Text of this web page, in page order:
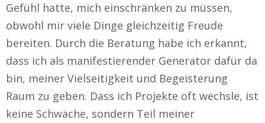
Gefühl hatte, mich einschränken zu müssen,
obwohl mir viele Dinge gleichzeitig Freude
bereiten. Durch die Beratung habe ich erkannt,
dass ich als manifestierender Generator dafür da
bin, meiner Vielseitigkeit und Begeisterung
Raum zu geben. Dass ich Projekte oft wechsle, ist
keine Schwäche, sondern Teil meiner